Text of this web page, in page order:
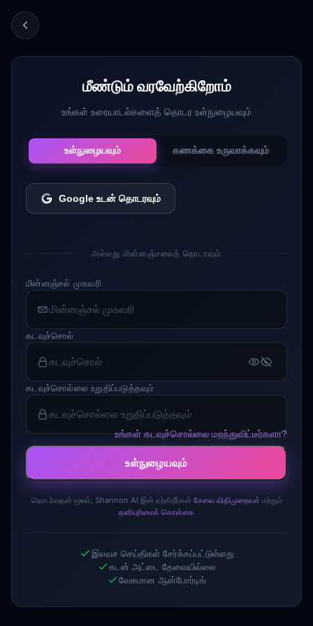
மீண்டும் வரவேற்கிறோம்
உங்கள் உரையாடல்களைத் தொடர உள்நுழையவும்
உள்நுழையவும் கணக்கை உருவாக்கவும்
Google உடன் தொடரவும்
அல்லது மின்னஞ்சலைத் தொடரவும்
மின்னஞ்சல் முகவரி
கடவுச்சொல்
கடவுச்சொல்லை உறுதிப்படுத்தவும்
உங்கள் கடவுச்சொல்லை மறந்துவிட்டீர்களா?
உள்நுழையவும்
தொடர்வதன் மூலம், Shannon AI இன் ஏற்கிறீர்கள் சேவை விதிமுறைகள் மற்றும்
தனியுரிமைக் கொள்கை
இலவச செய்திகள் சேர்க்கப்பட்டுள்ளது
கடன் அட்டை தேவையில்லை
வேகமான ஆன்போர்டிங்